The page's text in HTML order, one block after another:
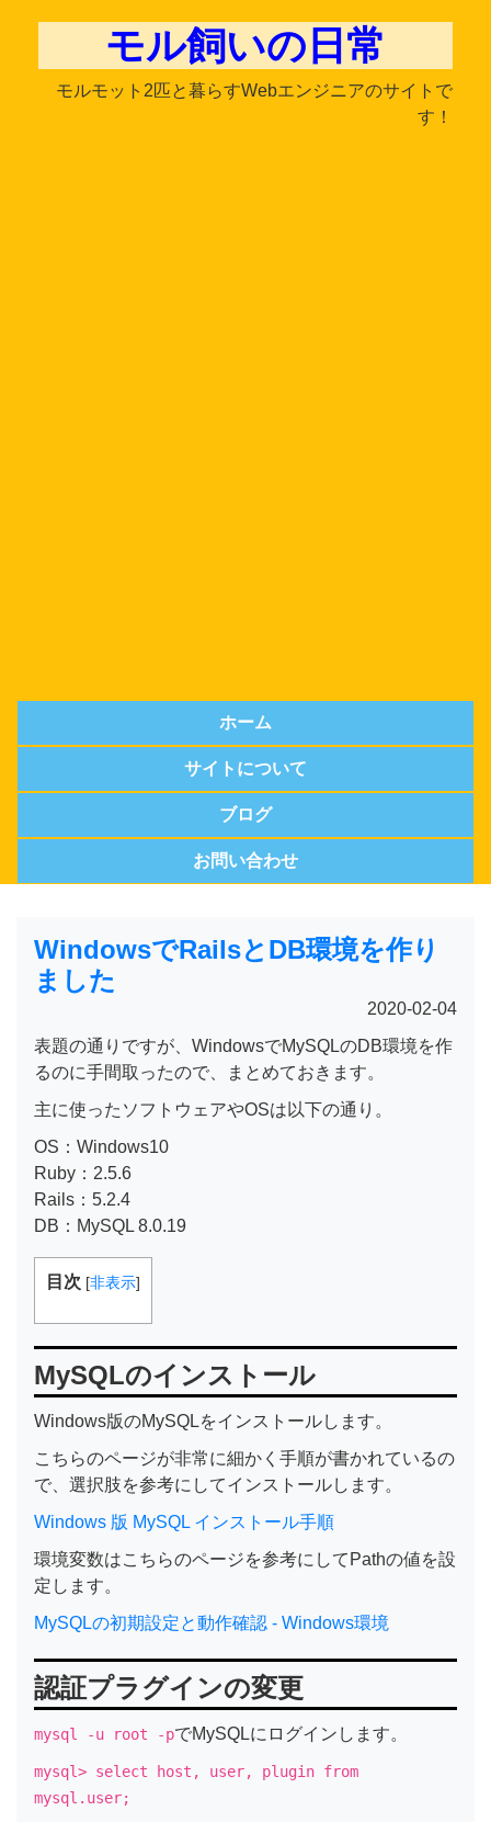
モル飼いの日常
モルモット2匹と暮らすWebエンジニアのサイトで
す！
ホーム
サイトについて
ブログ
お問い合わせ
WindowsでRailsとDB環境を作り
ました
2020-02-04
表題の通りですが、WindowsでMySQLのDB環境を作
るのに手間取ったので、まとめておきます。
主に使ったソフトウェアやOSは以下の通り。
OS：Windows10
Ruby：2.5.6
Rails：5.2.4
DB：MySQL 8.0.19
目次 [非表示]
MySQLのインストール
Windows版のMySQLをインストールします。
こちらのページが非常に細かく手順が書かれているの
で、選択肢を参考にしてインストールします。
Windows 版 MySQL インストール手順
環境変数はこちらのページを参考にしてPathの値を設
定します。
MySQLの初期設定と動作確認 - Windows環境
認証プラグインの変更
mysql -u root -pでMySQLにログインします。
mysql> select host, user, plugin from
mysql.user;